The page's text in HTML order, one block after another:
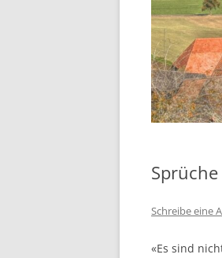
Sprüche
Schreibe eine
«Es sind